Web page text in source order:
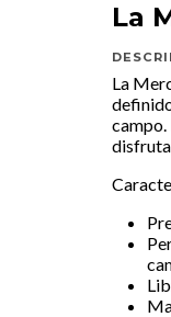
La
La
campo.